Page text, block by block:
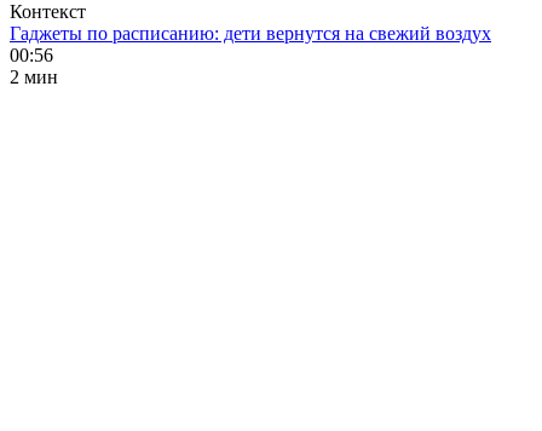
Контекст
Гаджеты по расписанию: дети вернутся на свежий воздух
00:56
2 мин